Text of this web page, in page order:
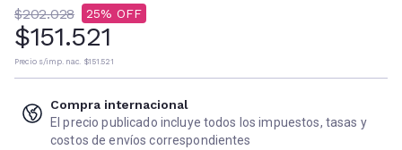
$202.028 25
$151.521
Precio s/imp. nac. $151.521
Compra internacional
El precio publicado incluye todos los impuestos, tasas y
costos de envíos correspondientes